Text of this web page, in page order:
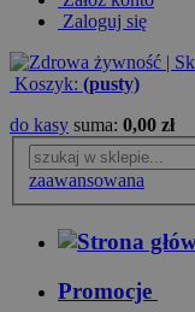
Zaloguj się
Koszyk: (pusty)
do kasy suma: 0,00 zł
zaawansowana
Promocje